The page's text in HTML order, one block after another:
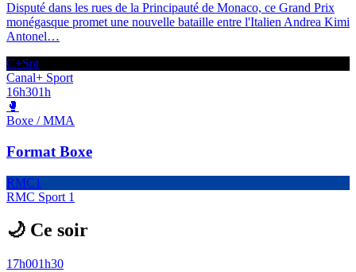
Disputé dans les rues de la Principauté de Monaco, ce Grand Prix
monégasque promet une nouvelle bataille entre l'Italien Andrea Kimi
Antonel…
C+Spt
Canal+ Sport
16h301h
🥊
Boxe / MMA
Format Boxe
RMC1
RMC Sport 1
🌙 Ce soir
17h001h30